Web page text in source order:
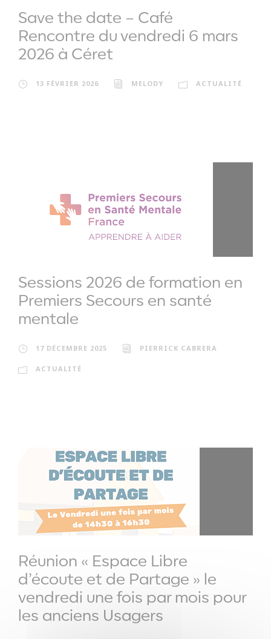
Save the date – Café
Rencontre du vendredi 6 mars
2026 à Céret
13 FÉVRIER 2026 MELODY ACTUALITÉ
Sessions 2026 de formation en
Premiers Secours en santé
mentale
17 DÉCEMBRE 2025 PIERRICK CABRERA
ACTUALITÉ
Réunion « Espace Libre
d’écoute et de Partage » le
vendredi une fois par mois pour
les anciens Usagers